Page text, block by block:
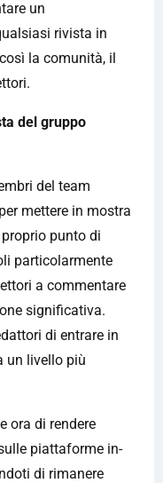
un
rivista in
la comunità, il
del gruppo
del team
mettere in mostra
punto di
particolarmente
a commentare
significativa.
di entrare in
un livello più
ora di rendere
piattaforme in-
di rimanere